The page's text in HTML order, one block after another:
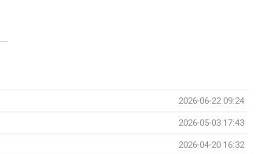
2026-06-22 09:24
2026-05-03 17:43
2026-04-20 16:32